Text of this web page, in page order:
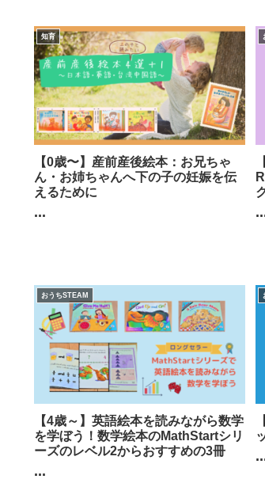
知育
【0歳〜】産前産後絵本：お兄ちゃ
ん・お姉ちゃんへ下の子の妊娠を伝
えるために
...
おうちSTEAM
【4歳～】英語絵本を読みながら数学
を学ぼう！数学絵本のMathStartシリ
ーズのレベル2からおすすめの3冊
...